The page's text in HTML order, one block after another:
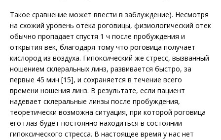
Такое сравнение может ввести в заблуждение). Несмотря
на схожий уровень отека роговицы, физиологический отек
обычно пропадает спустя 1 ч после пробуждения и
открытия век, благодаря тому что роговица получает
кислород из воздуха. Гипоксический же стресс, вызванный
ношением склеральных линз, развивается быстро, за
первые 45 мин [15], и сохраняется в течение всего
времени ношения линз. В результате, если пациент
надевает склеральные линзы после пробуждения,
теоретически возможна ситуация, при которой роговица
его глаз будет постоянно находиться в состоянии
гипоксического стресса. В настоящее время у нас нет